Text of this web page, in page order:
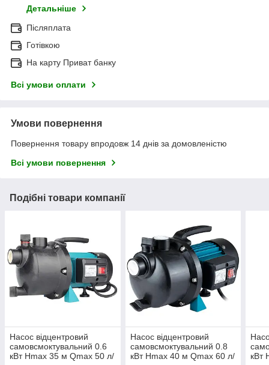
Детальніше
Післяплата
Готівкою
На карту Приват банку
Всі умови оплати
Умови повернення
Повернення товару впродовж 14 днів за домовленістю
Всі умови повернення
Подібні товари компанії
Насос відцентровий
самовсмоктувальний 0.6
кВт Hmax 35 м Qmax 50 л/
Насос відцентровий
самовсмоктувальний 0.8
кВт Hmax 40 м Qmax 60 л/
кВт